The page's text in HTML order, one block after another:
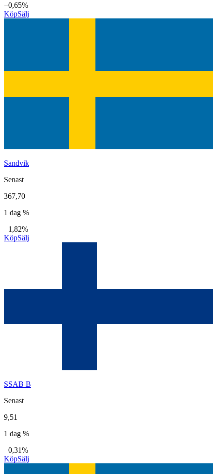
−0,65%
KöpSälj
Sandvik
Senast
367,70
1 dag %
−1,82%
KöpSälj
SSAB B
Senast
9,51
1 dag %
−0,31%
KöpSälj